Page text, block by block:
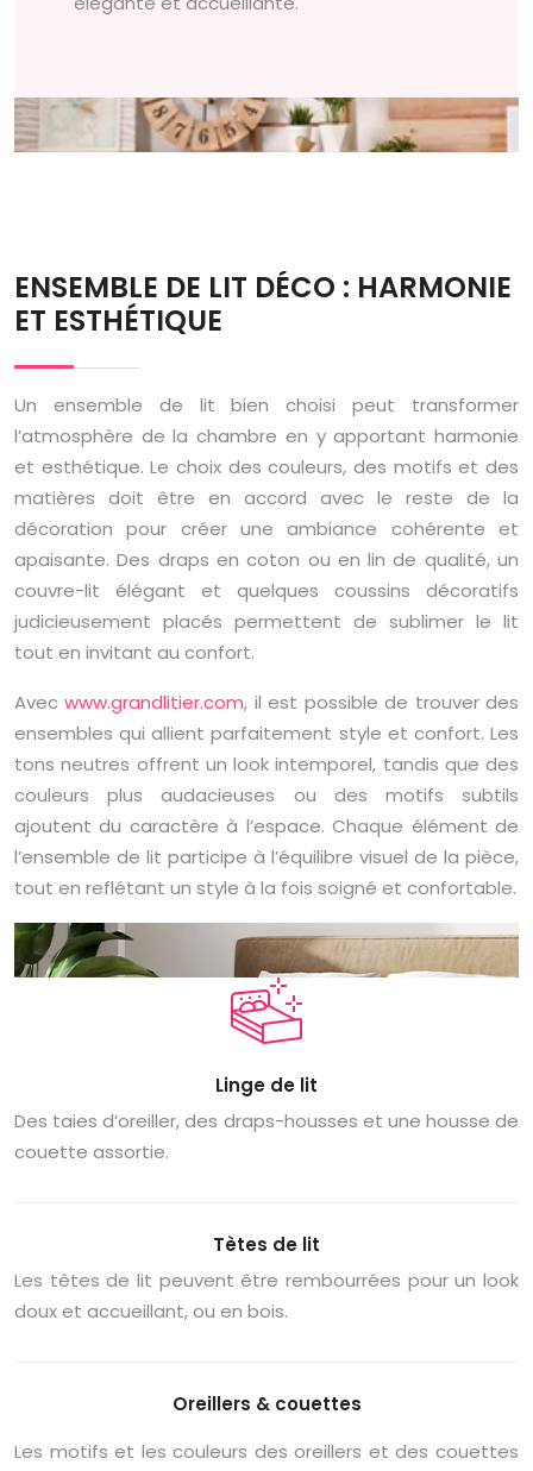
ENSEMBLE DE LIT DÉCO : HARMONIE
ET ESTHÉTIQUE
Un ensemble de lit bien choisi peut transformer
l’atmosphère de la chambre en y apportant harmonie
et esthétique. Le choix des couleurs, des motifs et des
matières doit être en accord avec le reste de la
décoration pour créer une ambiance cohérente et
apaisante. Des draps en coton ou en lin de qualité, un
couvre-lit élégant et quelques coussins décoratifs
judicieusement placés permettent de sublimer le lit
tout en invitant au confort.
Avecwww.grandlitier.com, il est possible de trouver des
ensembles qui allient parfaitement style et confort. Les
tons neutres offrent un look intemporel, tandis que des
couleurs plus audacieuses ou des motifs subtils
ajoutent du caractère à l’espace. Chaque élément de
l’ensemble de lit participe à l’équilibre visuel de la pièce,
tout en reflétant un style à la fois soigné et confortable.
Linge de lit
Des taies d’oreiller, des draps-housses et une housse de
couette assortie.
Tètes de lit
Les têtes de lit peuvent être rembourrées pour un look
doux et accueillant, ou en bois.
Oreillers & couettes
Les motifs et les couleurs des oreillers et des couettes